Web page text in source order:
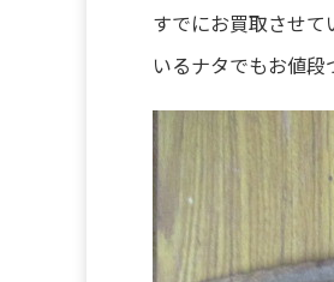
すでにお買取させて
いるナタでもお値段